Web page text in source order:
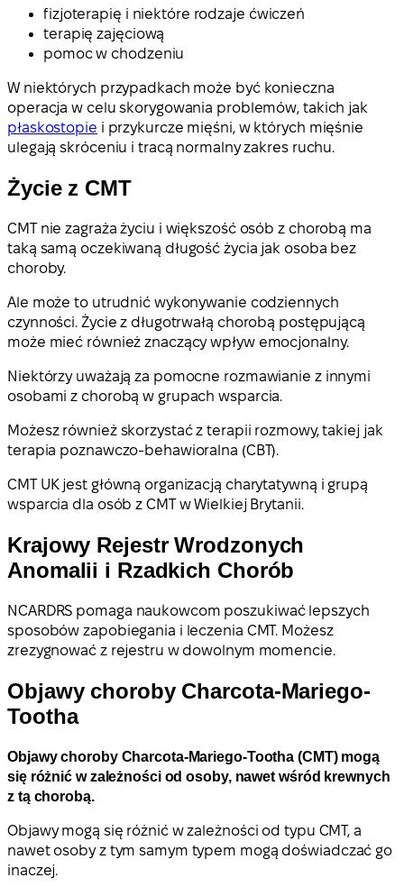
fizjoterapię i niektóre rodzaje ćwiczeń
terapię zajęciową
pomoc w chodzeniu
W niektórych przypadkach może być konieczna
operacja w celu skorygowania problemów, takich jak
płaskostopie i przykurcze mięśni, w których mięśnie
ulegają skróceniu i tracą normalny zakres ruchu.
Życie z CMT
CMT nie zagraża życiu i większość osób z chorobą ma
taką samą oczekiwaną długość życia jak osoba bez
choroby.
Ale może to utrudnić wykonywanie codziennych
czynności. Życie z długotrwałą chorobą postępującą
może mieć również znaczący wpływ emocjonalny.
Niektórzy uważają za pomocne rozmawianie z innymi
osobami z chorobą w grupach wsparcia.
Możesz również skorzystać z terapii rozmowy, takiej jak
terapia poznawczo-behawioralna (CBT).
CMT UK jest główną organizacją charytatywną i grupą
wsparcia dla osób z CMT w Wielkiej Brytanii.
Krajowy Rejestr Wrodzonych
Anomalii i Rzadkich Chorób
NCARDRS pomaga naukowcom poszukiwać lepszych
sposobów zapobiegania i leczenia CMT. Możesz
zrezygnować z rejestru w dowolnym momencie.
Objawy сhoroby Charcota-Mariego-
Tootha
Objawy choroby Charcota-Mariego-Tootha (CMT) mogą
się różnić w zależności od osoby, nawet wśród krewnych
z tą chorobą.
Objawy mogą się różnić w zależności od typu CMT, a
nawet osoby z tym samym typem mogą doświadczać go
inaczej.